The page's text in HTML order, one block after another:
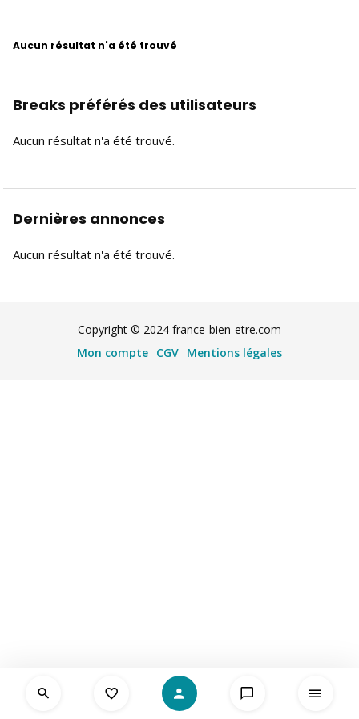
Aucun résultat n'a été trouvé
Breaks préférés des utilisateurs
Aucun résultat n'a été trouvé.
Dernières annonces
Aucun résultat n'a été trouvé.
Copyright © 2024 france-bien-etre.com
Mon compte CGV Mentions légales